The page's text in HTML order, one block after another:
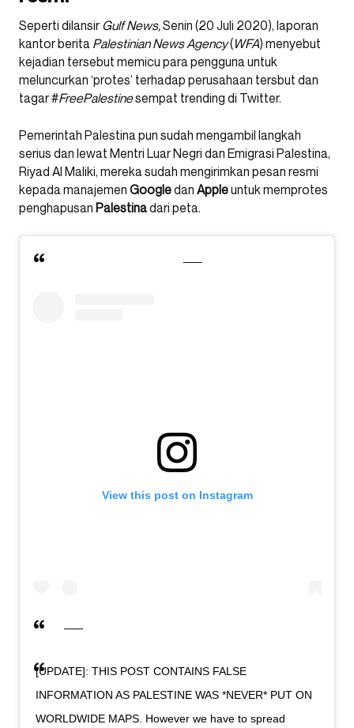
Seperti dilansir Gulf News,Senin (20 Juli 2020), laporan
kantor berita Palestinian News Agency(WFA) menyebut
kejadian tersebut memicu para pengguna untuk
meluncurkan ‘protes’ terhadap perusahaan tersbut dan
tagar #FreePalestinesempat trending di Twitter.
Pemerintah Palestina pun sudah mengambil langkah
serius dan lewat Mentri Luar Negri dan Emigrasi Palestina,
Riyad Al Maliki, mereka sudah mengirimkan pesan resmi
kepada manajemen Googledan Appleuntuk memprotes
penghapusan Palestinadari peta.
View this post on Instagram
[UPDATE]: THIS POST CONTAINS FALSE
INFORMATION AS PALESTINE WAS *NEVER* PUT ON
WORLDWIDE MAPS. However we have to spread